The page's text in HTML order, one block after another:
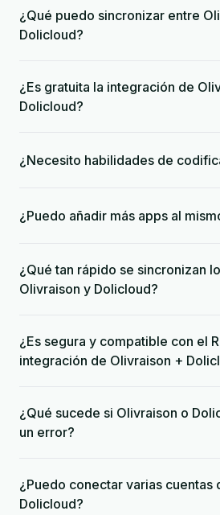
¿Qué puedo sincronizar entre
Dolicloud?
¿Es gratuita la integración de
Dolicloud?
¿Necesito habilidades de
¿Puedo añadir más apps al
¿Qué tan rápido se sincronizan
Olivraison y Dolicloud?
¿Es segura y compatible con el
integración de Olivraison +
¿Qué sucede si Olivraison o
un error?
¿Puedo conectar varias cuentas
Dolicloud?